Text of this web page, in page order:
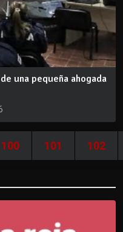
una pequeña ahogada
100 101 102